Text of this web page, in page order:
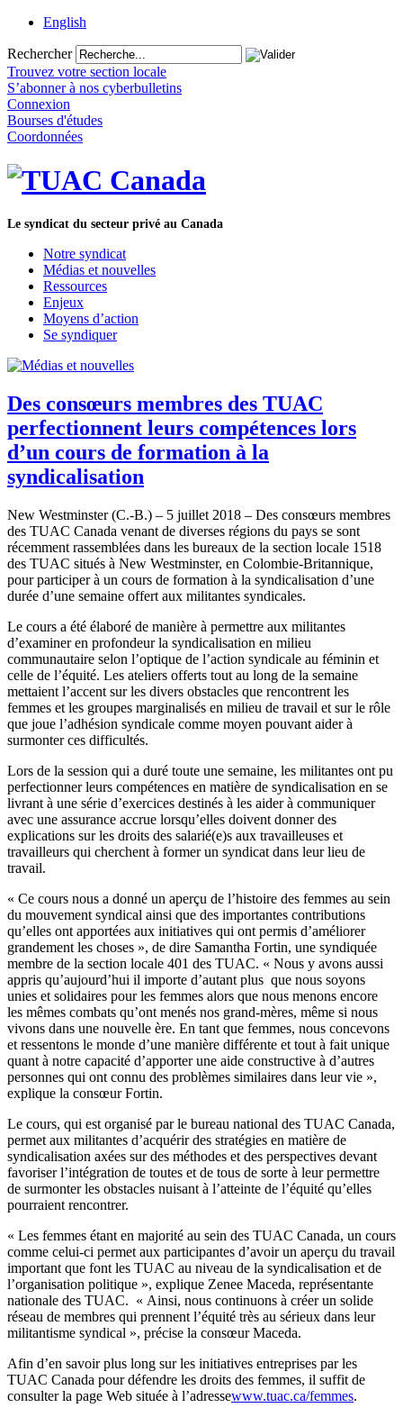
English
Rechercher
Trouvez votre section locale
S’abonner à nos cyberbulletins
Connexion
Bourses d'études
Coordonnées
Le syndicat du secteur privé au Canada
Notre syndicat
Médias et nouvelles
Ressources
Enjeux
Moyens d’action
Se syndiquer
Des consœurs membres des TUAC
perfectionnent leurs compétences lors
d’un cours de formation à la
syndicalisation
New Westminster (C.-B.) – 5 juillet 2018 – Des consœurs membres
des TUAC Canada venant de diverses régions du pays se sont
récemment rassemblées dans les bureaux de la section locale 1518
des TUAC situés à New Westminster, en Colombie-Britannique,
pour participer à un cours de formation à la syndicalisation d’une
durée d’une semaine offert aux militantes syndicales.
Le cours a été élaboré de manière à permettre aux militantes
d’examiner en profondeur la syndicalisation en milieu
communautaire selon l’optique de l’action syndicale au féminin et
celle de l’équité. Les ateliers offerts tout au long de la semaine
mettaient l’accent sur les divers obstacles que rencontrent les
femmes et les groupes marginalisés en milieu de travail et sur le rôle
que joue l’adhésion syndicale comme moyen pouvant aider à
surmonter ces difficultés.
Lors de la session qui a duré toute une semaine, les militantes ont pu
perfectionner leurs compétences en matière de syndicalisation en se
livrant à une série d’exercices destinés à les aider à communiquer
avec une assurance accrue lorsqu’elles doivent donner des
explications sur les droits des salarié(e)s aux travailleuses et
travailleurs qui cherchent à former un syndicat dans leur lieu de
travail.
« Ce cours nous a donné un aperçu de l’histoire des femmes au sein
du mouvement syndical ainsi que des importantes contributions
qu’elles ont apportées aux initiatives qui ont permis d’améliorer
grandement les choses », de dire Samantha Fortin, une syndiquée
membre de la section locale 401 des TUAC. « Nous y avons aussi
appris qu’aujourd’hui il importe d’autant plus que nous soyons
unies et solidaires pour les femmes alors que nous menons encore
les mêmes combats qu’ont menés nos grand-mères, même si nous
vivons dans une nouvelle ère. En tant que femmes, nous concevons
et ressentons le monde d’une manière différente et tout à fait unique
quant à notre capacité d’apporter une aide constructive à d’autres
personnes qui ont connu des problèmes similaires dans leur vie »,
explique la consœur Fortin.
Le cours, qui est organisé par le bureau national des TUAC Canada,
permet aux militantes d’acquérir des stratégies en matière de
syndicalisation axées sur des méthodes et des perspectives devant
favoriser l’intégration de toutes et de tous de sorte à leur permettre
de surmonter les obstacles nuisant à l’atteinte de l’équité qu’elles
pourraient rencontrer.
« Les femmes étant en majorité au sein des TUAC Canada, un cours
comme celui-ci permet aux participantes d’avoir un aperçu du travail
important que font les TUAC au niveau de la syndicalisation et de
l’organisation politique », explique Zenee Maceda, représentante
nationale des TUAC. « Ainsi, nous continuons à créer un solide
réseau de membres qui prennent l’équité très au sérieux dans leur
militantisme syndical », précise la consœur Maceda.
Afin d’en savoir plus long sur les initiatives entreprises par les
TUAC Canada pour défendre les droits des femmes, il suffit de
consulter la page Web située à l’adressewww.tuac.ca/femmes.